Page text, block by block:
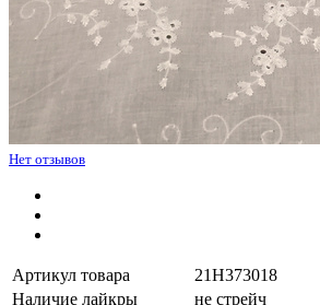
Нет отзывов
Артикул товара
21H373018
Наличие лайкры
не стрейч